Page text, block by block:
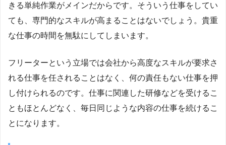
きる単純作業がメインだからです。そういう仕事をしてい
ても、専門的なスキルが高まることはないでしょう。貴重
な仕事の時間を無駄にしてしまいます。
フリーターという立場では会社から高度なスキルが要求さ
れる仕事を任されることはなく、何の責任もない仕事を押
し付けられるのです。仕事に関連した研修などを受けるこ
ともほとんどなく、毎日同じような内容の仕事を続けるこ
とになります。